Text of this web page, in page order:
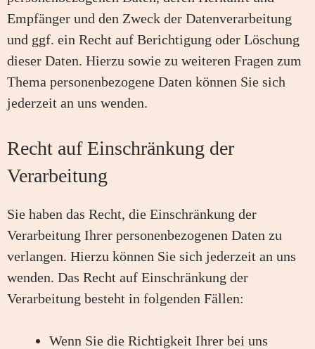
Empfänger und den Zweck der Datenverarbeitung
und ggf. ein Recht auf Berichtigung oder Löschung
dieser Daten. Hierzu sowie zu weiteren Fragen zum
Thema personenbezogene Daten können Sie sich
jederzeit an uns wenden.
Recht auf Einschränkung der
Verarbeitung
Sie haben das Recht, die Einschränkung der
Verarbeitung Ihrer personenbezogenen Daten zu
verlangen. Hierzu können Sie sich jederzeit an uns
wenden. Das Recht auf Einschränkung der
Verarbeitung besteht in folgenden Fällen:
Wenn Sie die Richtigkeit Ihrer bei uns